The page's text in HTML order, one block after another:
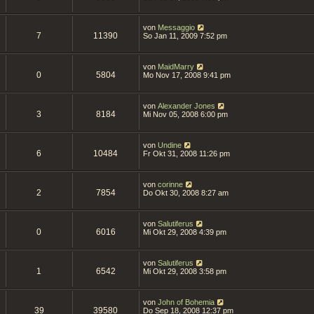
7 11390
von Messaggio
So Jan 11, 2009 7:52 pm
0 5804
von MaidMarry
Mo Nov 17, 2008 9:41 pm
3 8184
von Alexander Jones
Mi Nov 05, 2008 6:00 pm
6 10484
von Undine
Fr Okt 31, 2008 11:26 pm
2 7854
von corinne
Do Okt 30, 2008 8:27 am
0 6016
von Salutiferus
Mi Okt 29, 2008 4:39 pm
1 6542
von Salutiferus
Mi Okt 29, 2008 3:58 pm
39 39580
von John of Bohemia
Do Sep 18, 2008 12:37 pm